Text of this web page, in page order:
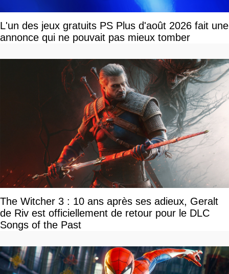
L'un des jeux gratuits PS Plus d'août 2026 fait une
annonce qui ne pouvait pas mieux tomber
The Witcher 3 : 10 ans après ses adieux, Geralt
de Riv est officiellement de retour pour le DLC
Songs of the Past